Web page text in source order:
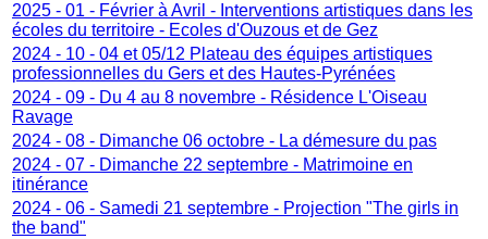
2025 - 01 - Février à Avril - Interventions artistiques dans les
écoles du territoire - Ecoles d'Ouzous et de Gez
2024 - 10 - 04 et 05/12 Plateau des équipes artistiques
professionnelles du Gers et des Hautes-Pyrénées
2024 - 09 - Du 4 au 8 novembre - Résidence L'Oiseau
Ravage
2024 - 08 - Dimanche 06 octobre - La démesure du pas
2024 - 07 - Dimanche 22 septembre - Matrimoine en
itinérance
2024 - 06 - Samedi 21 septembre - Projection "The girls in
the band"